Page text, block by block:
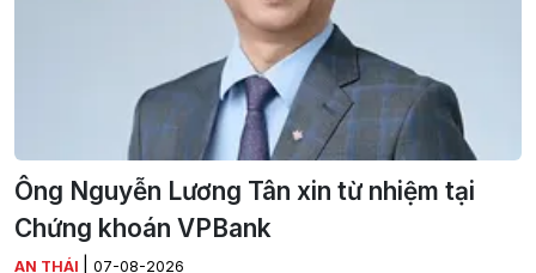
Ông Nguyễn Lương Tân xin từ nhiệm tại
Chứng khoán VPBank
AN THÁI 07-08-2026